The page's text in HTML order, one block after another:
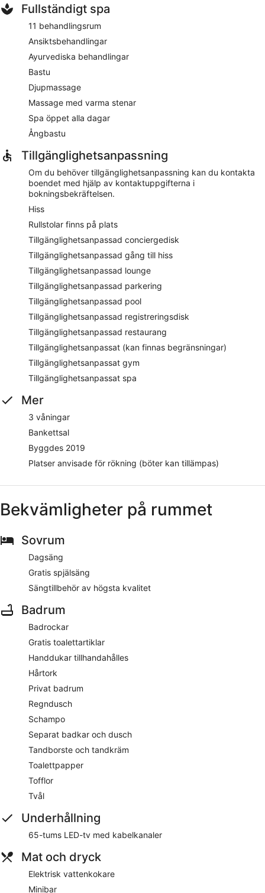
Fullständigt spa
11 behandlingsrum
Ansiktsbehandlingar
Ayurvediska behandlingar
Bastu
Djupmassage
Massage med varma stenar
Spa öppet alla dagar
Ångbastu
Tillgänglighetsanpassning
Om du behöver tillgänglighetsanpassning kan du kontakta
boendet med hjälp av kontaktuppgifterna i
bokningsbekräftelsen.
Hiss
Rullstolar finns på plats
Tillgänglighetsanpassad conciergedisk
Tillgänglighetsanpassad gång till hiss
Tillgänglighetsanpassad lounge
Tillgänglighetsanpassad parkering
Tillgänglighetsanpassad pool
Tillgänglighetsanpassad registreringsdisk
Tillgänglighetsanpassad restaurang
Tillgänglighetsanpassat (kan finnas begränsningar)
Tillgänglighetsanpassat gym
Tillgänglighetsanpassat spa
Mer
3 våningar
Bankettsal
Byggdes 2019
Platser anvisade för rökning (böter kan tillämpas)
Bekvämligheter på rummet
Sovrum
Dagsäng
Gratis spjälsäng
Sängtillbehör av högsta kvalitet
Badrum
Badrockar
Gratis toalettartiklar
Handdukar tillhandahålles
Hårtork
Privat badrum
Regndusch
Schampo
Separat badkar och dusch
Tandborste och tandkräm
Toalettpapper
Tofflor
Tvål
Underhållning
65-tums LED-tv med kabelkanaler
Mat och dryck
Elektrisk vattenkokare
Minibar